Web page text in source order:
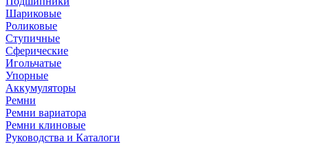
Шариковые
Роликовые
Ступичные
Сферические
Игольчатые
Упорные
Аккумуляторы
Ремни
Ремни вариатора
Ремни клиновые
Руководства и Каталоги